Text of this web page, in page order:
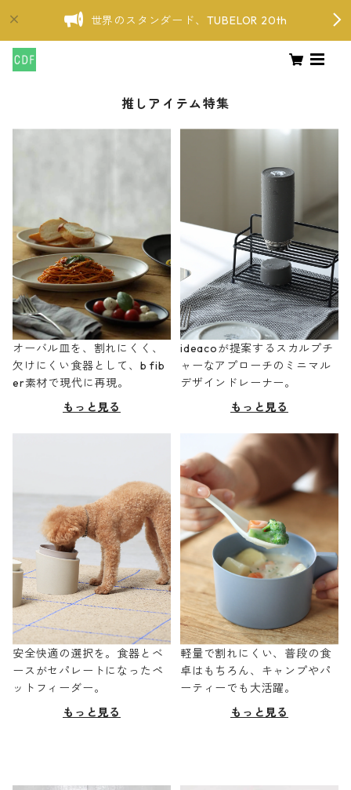
世界のスタンダード、TUBELOR 20th
推しアイテム特集
オーバル皿を、割れにくく、
欠けにくい食器として、b fib
er素材で現代に再現。
もっと見る
ideacoが提案するスカルプチ
ャーなアプローチのミニマル
デザインドレーナー。
もっと見る
安全快適の選択を。食器とベ
ースがセパレートになったペ
ットフィーダー。
もっと見る
軽量で割れにくい、普段の食
卓はもちろん、キャンプやパ
ーティーでも大活躍。
もっと見る